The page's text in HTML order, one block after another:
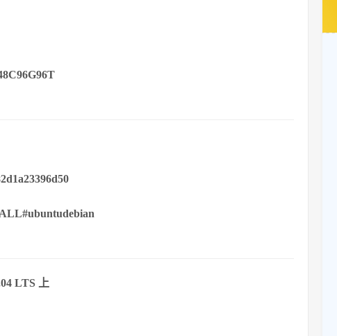
LTS 上